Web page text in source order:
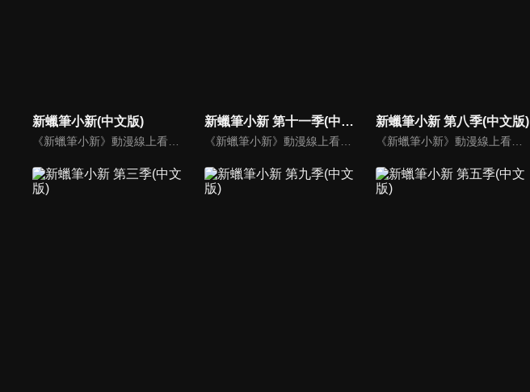
新蠟筆小新(中文版) 新蠟筆小新 第十一季(中文版)
《新蠟筆小新》動漫線上看。故事舞台是在埼玉縣春日部市，一位正在「雙葉幼稚園」學習的五歲的小孩──野原新之助，在日常生活中發生的有趣好玩事。
新蠟筆小新 第八季(中文版)